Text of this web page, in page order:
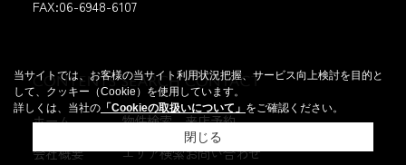
FAX:06-6948-6107
ホーム
会社概要
物件検索
エリア検索
来店予約
お問い合わせ
当サイトでは、お客様の当サイト利用状況把握、サービス向上検討を目的と
して、クッキー（Cookie）を使用しています。
詳しくは、当社の 「Cookieの取扱いについて」 をご確認ください。
閉じる